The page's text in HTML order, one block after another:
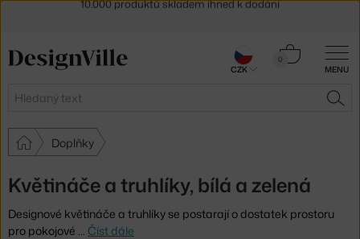
MENU
Hledat
0
Košík
Doplňky
Květináče a truhlíky, bílá a zelená
Designové květináče a truhlíky se postarají o dostatek prostoru
pro pokojové … Číst dále
30 dní na vrácení zboží
CZK